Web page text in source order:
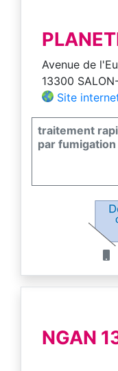
Avenue de
13300
Site
traitement
par
NGAN